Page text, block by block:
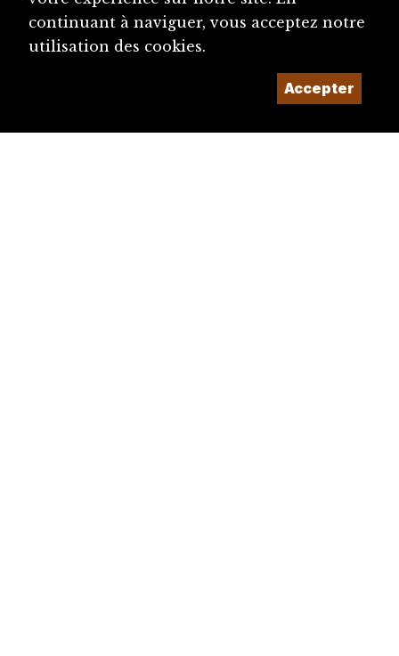
continuant à naviguer, vous acceptez notre
utilisation des cookies.
Accepter